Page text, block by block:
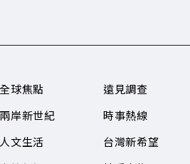
全球焦點
兩岸新世紀
人文生活
遠見調查
時事熱線
台灣新希望